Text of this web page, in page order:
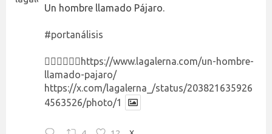
Un hombre llamado Pájaro.
#portanálisis
👉🏻👉🏻👉🏻 https://www.lagalerna.com/un-hombre-
llamado-pajaro/
https://x.com/lagalerna_/status/203821635926
4563526/photo/1